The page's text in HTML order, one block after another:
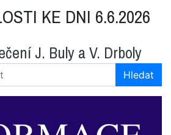
KE DNI 6.6.2026
J. Buly a V. Drboly
Hledat